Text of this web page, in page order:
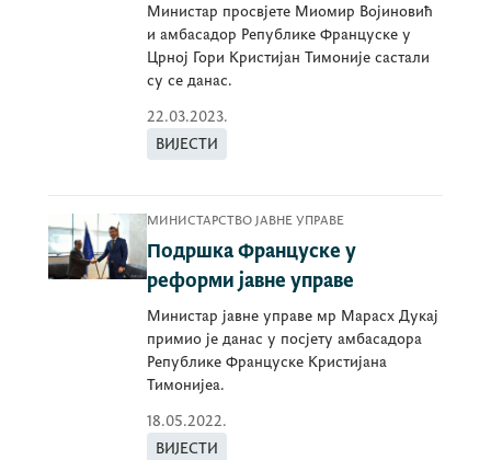
Министар просвјете Миомир Војиновић
и амбасадор Републике Француске у
Црној Гори Кристијан Тимоније састали
су се данас.
22.03.2023.
ВИЈЕСТИ
МИНИСТАРСТВО ЈАВНЕ УПРАВЕ
Подршка Француске у
реформи јавне управе
Министар јавне управе мр Марасх Дукај
примио је данас у посјету амбасадора
Републике Француске Кристијана
Тимонијеа.
18.05.2022.
ВИЈЕСТИ